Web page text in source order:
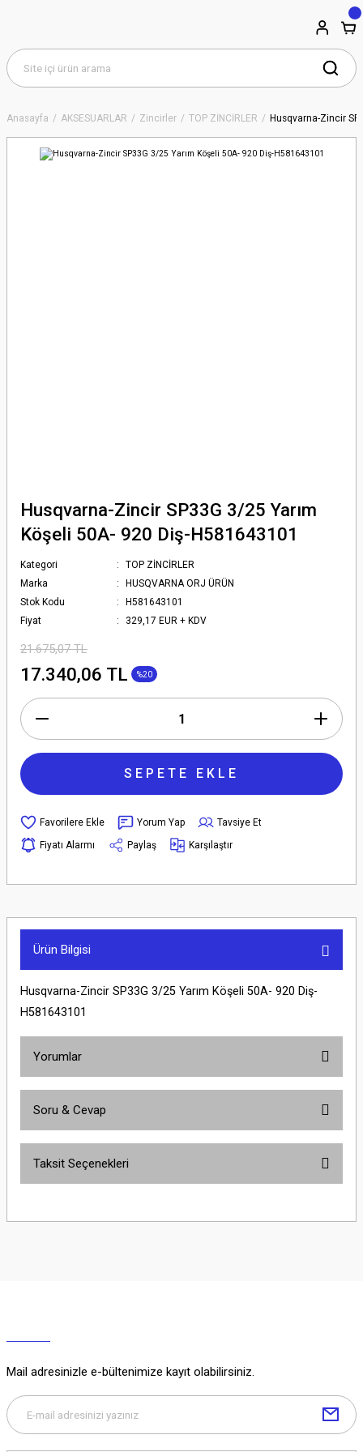
Anasayfa AKSESUARLAR Zincirler TOP ZİNCİRLER Husqvarna-Zincir
Husqvarna-Zincir SP33G 3/25 Yarım
Köşeli 50A- 920 Diş-H581643101
Kategori
TOP ZİNCİRLER
Marka
HUSQVARNA ORJ ÜRÜN
Stok Kodu
H581643101
Fiyat
329,17 EUR + KDV
21.675,07 TL
17.340,06 TL %20
SEPETE EKLE
Yorum Yap
Tavsiye Et
Fiyatı Alarmı
Paylaş Karşılaştır
Ürün Bilgisi
Husqvarna-Zincir SP33G 3/25 Yarım Köşeli 50A- 920 Diş-
H581643101
Yorumlar
Soru & Cevap
Soru Sor
Taksit Seçenekleri
Mail adresinizle e-bültenimize kayıt olabilirsiniz.